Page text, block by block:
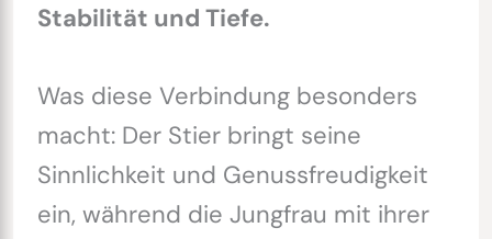
Stabilität und Tiefe.
Was diese Verbindung besonders
macht: Der Stier bringt seine
Sinnlichkeit und Genussfreudigkeit
ein, während die Jungfrau mit ihrer